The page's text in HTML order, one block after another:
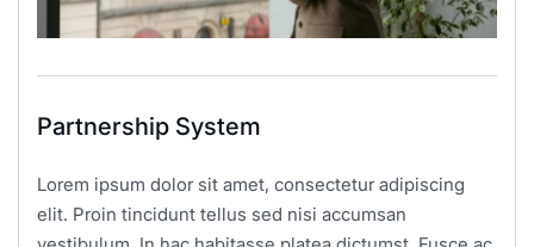
Partnership System
Lorem ipsum dolor sit amet, consectetur adipiscing
elit. Proin tincidunt tellus sed nisi accumsan